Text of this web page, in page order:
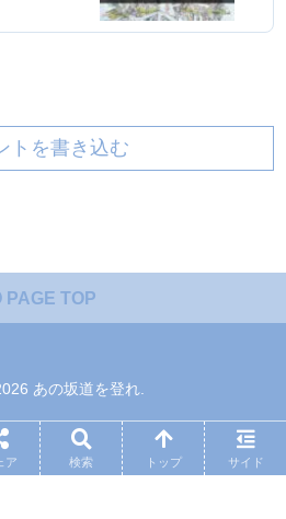
トを書き込む
PAGE TOP
あの坂道を登れ.
ア 検索 トップ サイド